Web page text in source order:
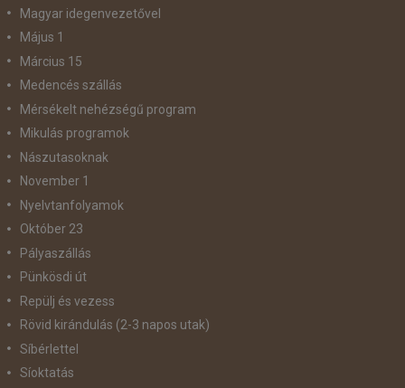
Magyar idegenvezetővel
Május 1
Március 15
Medencés szállás
Mérsékelt nehézségű program
Mikulás programok
Nászutasoknak
November 1
Nyelvtanfolyamok
Október 23
Pályaszállás
Pünkösdi út
Repülj és vezess
Rövid kirándulás (2-3 napos utak)
Síbérlettel
Síoktatás